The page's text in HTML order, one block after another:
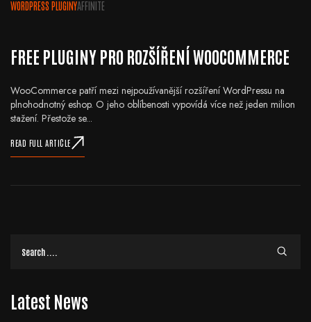
WORDPRESS PLUGINYAFFINITE
FREE PLUGINY PRO ROZŠÍŘENÍ WOOCOMMERCE
WooCommerce patří mezi nejpoužívanější rozšíření WordPressu na
plnohodnotný eshop. O jeho oblíbenosti vypovídá více než jeden milion
stažení. Přestože se...
READ FULL ARTICLE
Latest News